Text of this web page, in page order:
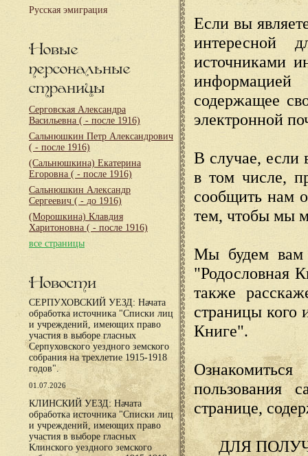
Русская эмиграция
Новые
персональные
страницы
Серговская Александра
Васильевна ( - после 1916)
Сальнюшкин Петр Александрович
( - после 1916)
(Сальнюшкина) Екатерина
Егоровна ( - после 1916)
Сальнюшкин Александр
Сергеевич ( - до 1916)
(Морошкина) Клавдия
Харитоновна ( - после 1916)
все страницы
Новости
СЕРПУХОВСКИЙ УЕЗД: Начата
обработка источника "Списки лиц
и учреждений, имеющих право
участия в выборе гласных
Серпуховского уездного земского
собрания на трехлетие 1915-1918
годов".
01.07.2026
КЛИНСКИЙ УЕЗД: Начата
обработка источника "Списки лиц
и учреждений, имеющих право
участия в выборе гласных
Клинского уездного земского
Если вы
интересной
источниками
содержащее
электронной
В случае, если
в том числе,
сообщить нам
тем, чтобы мы
Мы будем вам
"Родословная
также
страницы кого
Книге".
пользования
странице,
ДЛЯ